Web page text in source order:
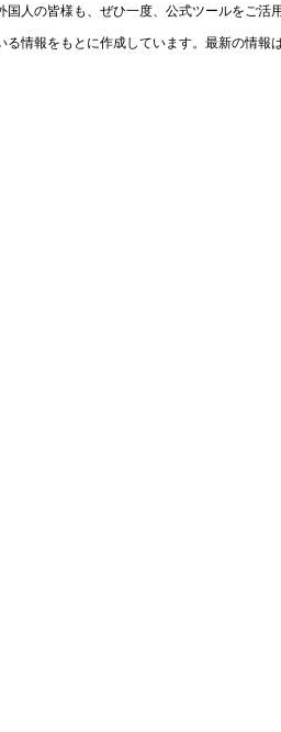
人の皆様も、ぜひ一度、公式ツールをご活
情報をもとに作成しています。最新の情報